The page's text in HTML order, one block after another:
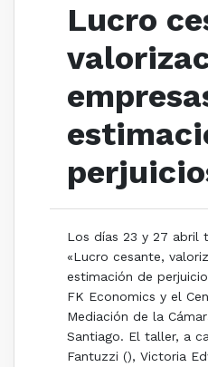
Lucro
Los días 23 y 27 abril
«Lucro cesante,
estimación de
FK Economics y el
Mediación de la
Santiago. El taller, a
Fantuzzi (), Victoria